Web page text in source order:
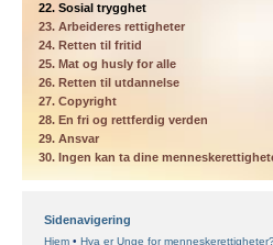
22. Sosial trygghet
23. Arbeideres rettigheter
24. Retten til fritid
25. Mat og husly for alle
26. Retten til utdannelse
27. Copyright
28. En fri og rettferdig verden
29. Ansvar
30. Ingen kan ta dine
Sidenavigering
Hjem Hva er Unge for menneskerettigheter?